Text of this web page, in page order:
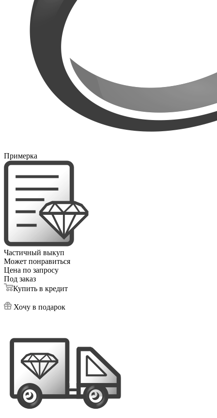
Примерка
Частичный выкуп
Может понравиться
Цена по запросу
Под заказ
Купить в кредит
Хочу в подарок